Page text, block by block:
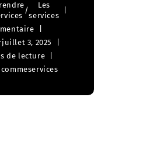
/
Les
services
juillet 3, 2025
de lecture
services